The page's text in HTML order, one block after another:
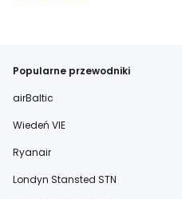
Popularne przewodniki
airBaltic
Wiedeń VIE
Ryanair
Londyn Stansted STN